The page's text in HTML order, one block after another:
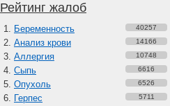
Рейтинг жалоб
Беременность 40257
Анализ крови 14166
Аллергия 10748
Сыпь 6616
Опухоль 6526
Герпес 5711